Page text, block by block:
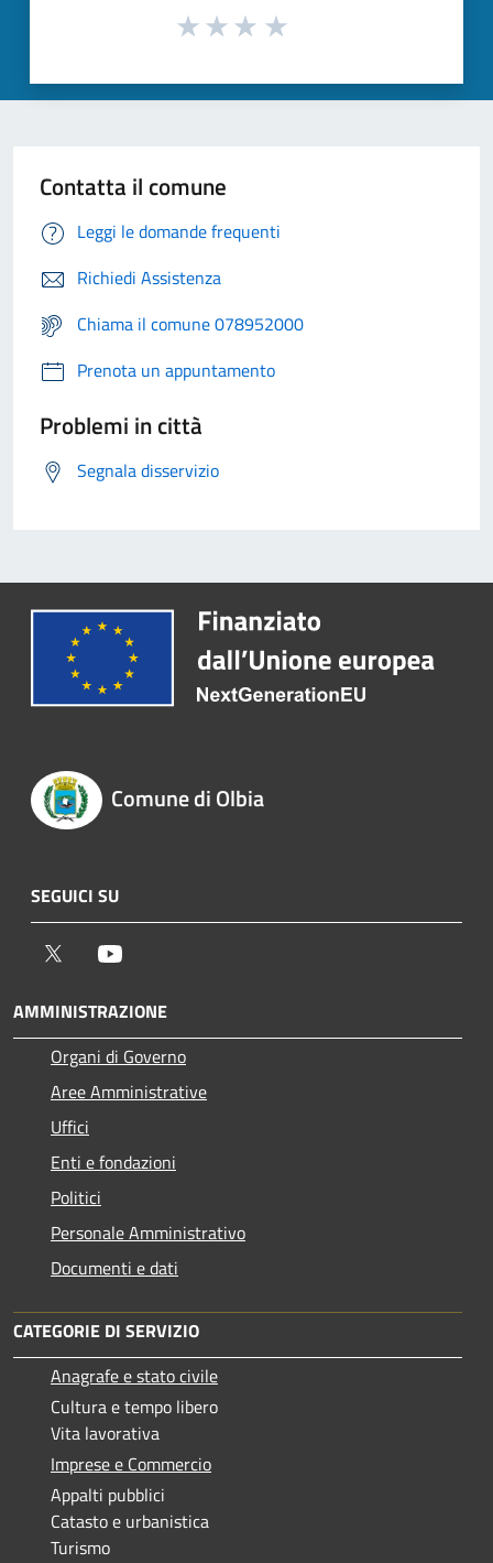
Contatta il comune
Leggi le domande frequenti
Richiedi Assistenza
Chiama il comune 078952000
Prenota un appuntamento
Problemi in città
Segnala disservizio
Comune di Olbia
SEGUICI SU
Twitter
AMMINISTRAZIONE
Organi di Governo
Aree Amministrative
Uffici
Enti e fondazioni
Politici
Personale Amministrativo
Documenti e dati
CATEGORIE DI SERVIZIO
Anagrafe e stato civile
Cultura e tempo libero
Vita lavorativa
Imprese e Commercio
Appalti pubblici
Catasto e urbanistica
Turismo